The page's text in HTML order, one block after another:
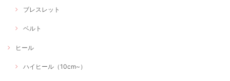
ブレスレット
ベルト
ヒール
ハイヒール（10cm~）